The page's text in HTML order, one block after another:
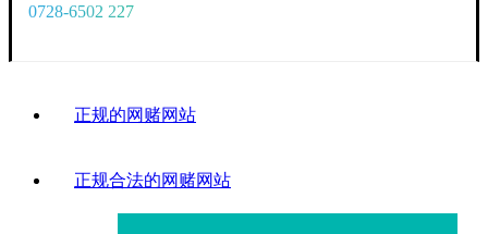
0728-6502 227
正规的网赌网站
正规合法的网赌网站